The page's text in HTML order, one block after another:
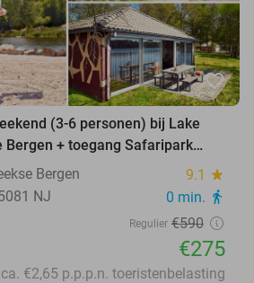
favorite_border
(3-6 personen) bij Lake
Bergen + toegang Safaripark
Bergen 9.1 star
NJ 0 min. directions_walk
Regulier €590
€275
€2,65 p.p.p.n. toeristenbelasting